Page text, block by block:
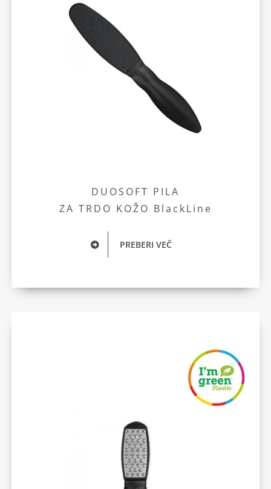
DUOSOFT PILA
ZA TRDO KOŽO BlackLine
PREBERI VEČ